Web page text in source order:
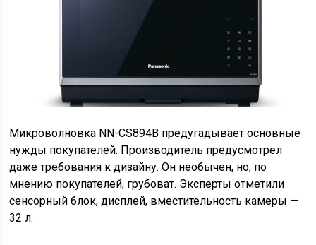
Микроволновка NN-CS894B предугадывает основные
нужды покупателей. Производитель предусмотрел
даже требования к дизайну. Он необычен, но, по
мнению покупателей, грубоват. Эксперты отметили
сенсорный блок, дисплей, вместительность камеры —
32 л.